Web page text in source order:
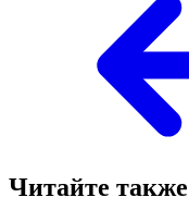
Читайте также